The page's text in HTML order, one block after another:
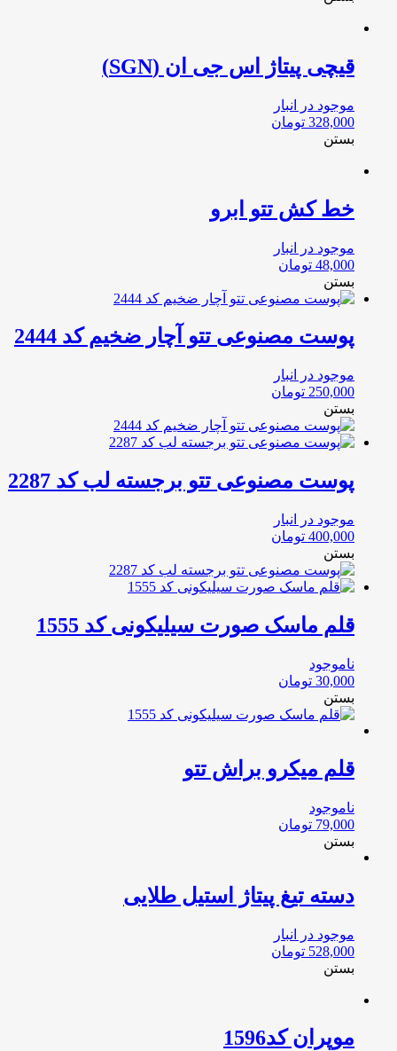
قیچی پیتاژ اس جی ان (SGN)
موجود در انبار
328,000 تومان
بستن
خط کش تتو ابرو
موجود در انبار
48,000 تومان
بستن
پوست مصنوعی تتو آچار ضخیم کد 2444
موجود در انبار
250,000 تومان
بستن
پوست مصنوعی تتو برجسته لب کد 2287
موجود در انبار
400,000 تومان
بستن
قلم ماسک صورت سیلیکونی کد 1555
ناموجود
30,000 تومان
بستن
قلم میکرو براش تتو
ناموجود
79,000 تومان
بستن
دسته تیغ پیتاژ استیل طلایی
موجود در انبار
528,000 تومان
بستن
موپران کد1596